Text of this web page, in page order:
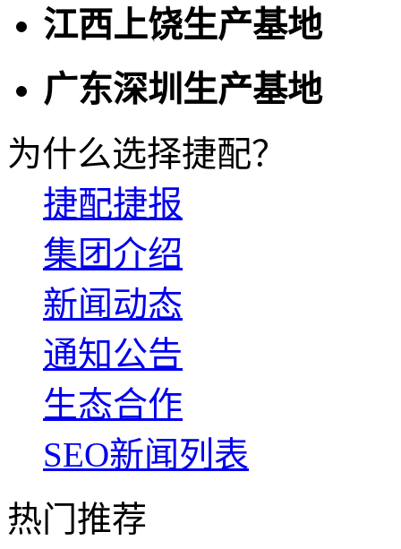
江西上饶生产基地
广东深圳生产基地
为什么选择捷配？
捷配捷报
集团介绍
新闻动态
通知公告
生态合作
SEO新闻列表
热门推荐